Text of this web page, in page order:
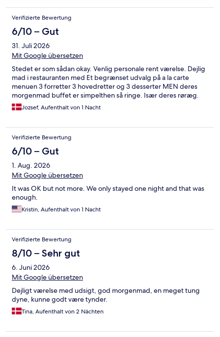
Verifizierte Bewertung
6/10 – Gut
31. Juli 2026
Mit Google übersetzen
Stedet er som sådan okay. Venlig personale rent værelse. Dejlig
mad i restauranten med Et begrænset udvalg på a la carte
menuen 3 forretter 3 hovedretter og 3 desserter MEN deres
morgenmad buffet er simpelthen så ringe. Især deres røræg.
Jozsef, Aufenthalt von 1 Nacht
Verifizierte Bewertung
6/10 – Gut
1. Aug. 2026
Mit Google übersetzen
It was OK but not more. We only stayed one night and that was
enough.
Kristin, Aufenthalt von 1 Nacht
Verifizierte Bewertung
8/10 – Sehr gut
6. Juni 2026
Mit Google übersetzen
Dejligt værelse med udsigt, god morgenmad, en meget tung
dyne, kunne godt være tynder.
Tina, Aufenthalt von 2 Nächten